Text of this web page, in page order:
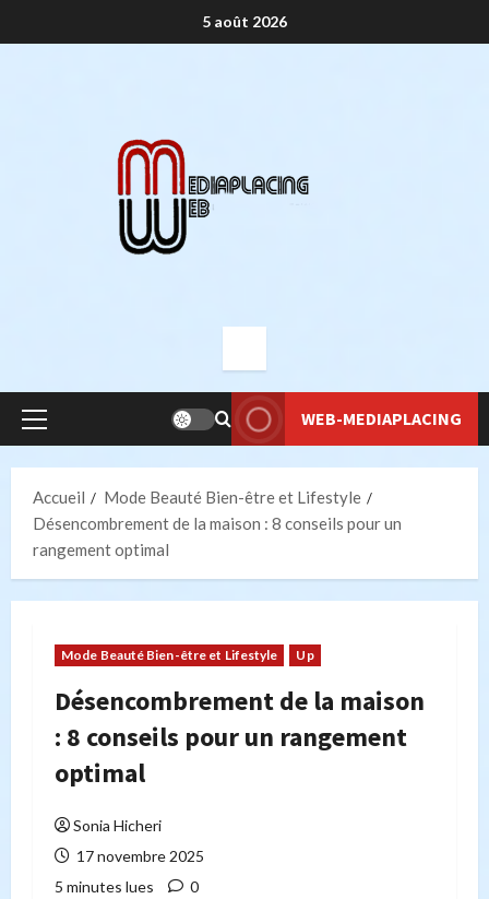
au
5 août 2026
Menu
WEB-MEDIAPLACING
Accueil
Mode Beauté Bien-être et Lifestyle
Désencombrement de la maison : 8 conseils pour un
rangement optimal
Mode Beauté Bien-être et Lifestyle Up
Désencombrement de la maison
: 8 conseils pour un rangement
optimal
Sonia Hicheri
17 novembre 2025
5 minutes lues
0